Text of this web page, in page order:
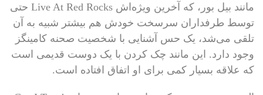
مانند بیل بور، که آخرین ویژه‌اش Live At Red Rocks حتی
توسط طرفداران سرسخت خودش هم بیشتر شبیه به آن
تلقی می‌شد، یک حس آشنایی با شخصیت صحنه کامینگز
وجود دارد. این مانند چک کردن با یک دوست قدیمی است
که علاقه بسیار کمی برای او اتفاق افتاده است.